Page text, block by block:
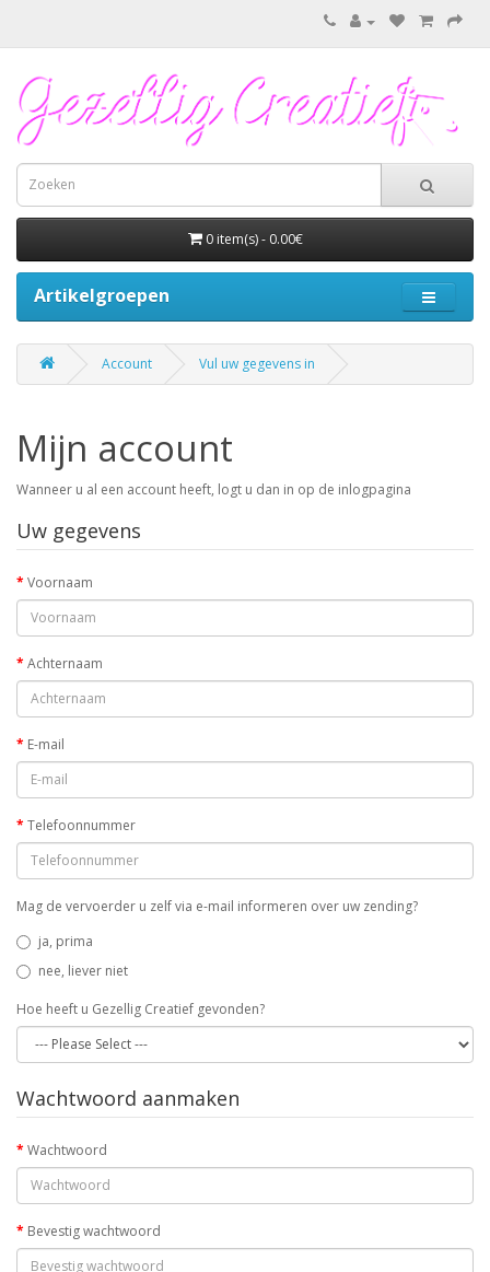
0 item(s) - 0.00€
Artikelgroepen
Account Vul uw gegevens in
Mijn account
Wanneer u al een account heeft, logt u dan in op de inlogpagina
Uw gegevens
Voornaam
Achternaam
E-mail
Telefoonnummer
Mag de vervoerder u zelf via e-mail informeren over uw zending?
ja, prima
nee, liever niet
Hoe heeft u Gezellig Creatief gevonden?
Wachtwoord aanmaken
Wachtwoord
Bevestig wachtwoord